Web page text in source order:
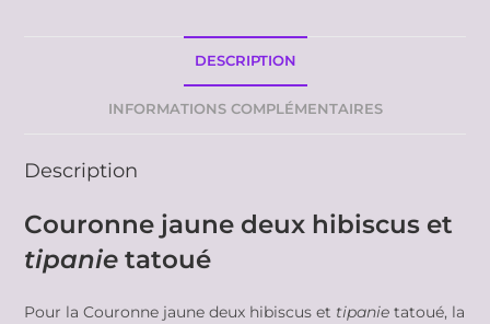
DESCRIPTION
INFORMATIONS COMPLÉMENTAIRES
Description
Couronne jaune deux hibiscus et
tipanie tatoué
Pour la Couronne jaune deux hibiscus et tipanie tatoué, la